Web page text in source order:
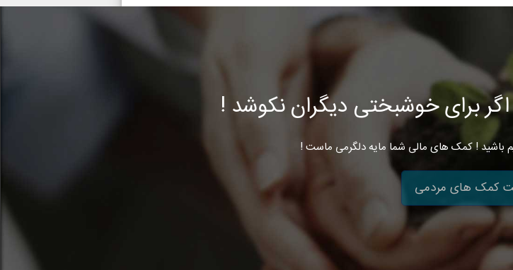
برای خوشبختی دیگران نکوشد !
باشید ! کمک های مالی شما مایه دلگرمی ماست !
کمک های مردمی